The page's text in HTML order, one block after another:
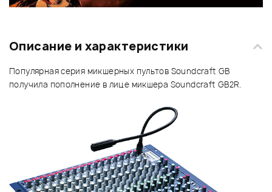
Описание и характеристики
Популярная серия микшерных пультов Soundcraft GB
получила пополнение в лице микшера Soundcraft GB2R.